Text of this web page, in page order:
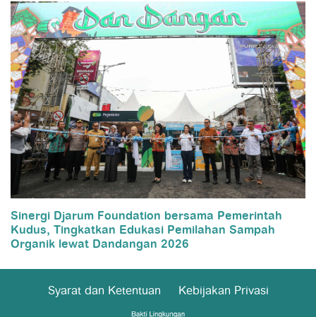
Sinergi Djarum Foundation bersama Pemerintah
Kudus, Tingkatkan Edukasi Pemilahan Sampah
Organik lewat Dandangan 2026
Syarat dan Ketentuan Kebijakan Privasi